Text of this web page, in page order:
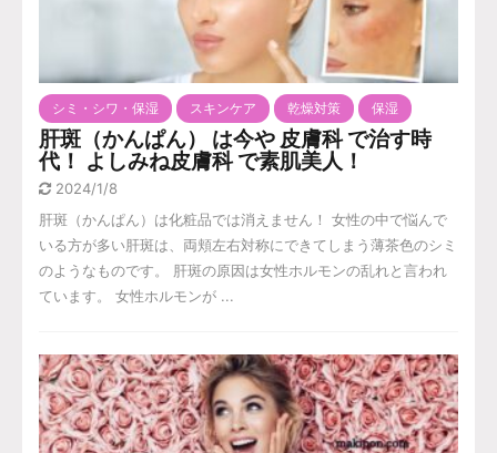
シミ・シワ・保湿 スキンケア 乾燥対策 保湿
肝斑（かんぱん） は今や 皮膚科 で治す時
代！ よしみね皮膚科 で素肌美人！
2024/1/8
肝斑（かんぱん）は化粧品では消えません！ 女性の中で悩んで
いる方が多い肝斑は、両頬左右対称にできてしまう薄茶色のシミ
のようなものです。 肝斑の原因は女性ホルモンの乱れと言われ
ています。 女性ホルモンが ...